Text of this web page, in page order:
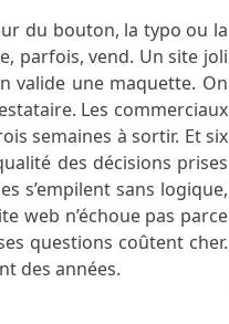
du bouton, la typo ou la
parfois, vend. Un site joli
valide une maquette. On
Les commerciaux
semaines à sortir. Et six
des décisions prises
s’empilent sans logique,
web n’échoue pas parce
questions coûtent cher.
des années.